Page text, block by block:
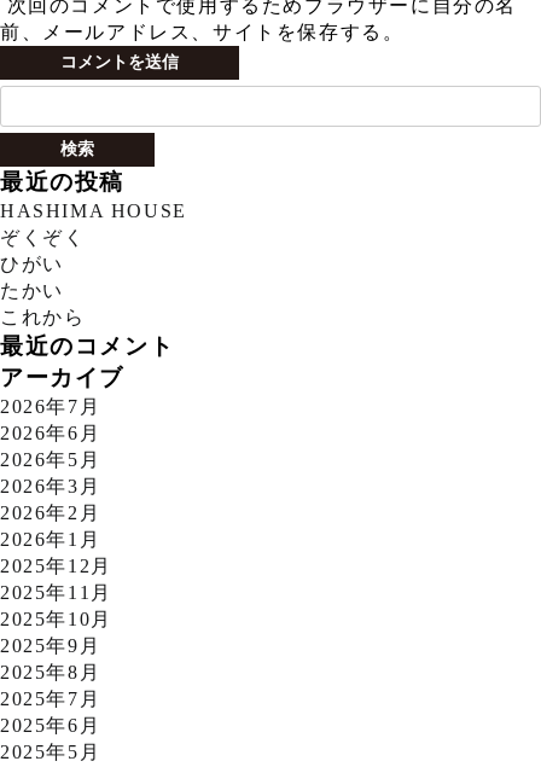
次回のコメントで使用するためブラウザーに自分の名
前、メールアドレス、サイトを保存する。
検
最近の投稿
HASHIMA HOUSE
ぞくぞく
ひがい
たかい
これから
最近のコメント
アーカイブ
2026年7月
2026年6月
2026年5月
2026年3月
2026年2月
2026年1月
2025年12月
2025年11月
2025年10月
2025年9月
2025年8月
2025年7月
2025年6月
2025年5月